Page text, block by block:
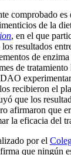
comprobado es
de la
, en el que
resultados
de
de tratamiento
recibieron el
que los
afirmaron que
la eficacia del
por el
que ningún